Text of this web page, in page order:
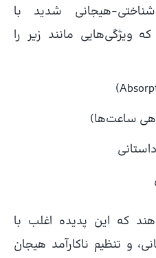
هیجانی شدید با
ویژگی‌هایی مانند زیر را
ساعت‌ها)
که این پدیده اغلب با
و تنظیم ناکارآمد هیجان